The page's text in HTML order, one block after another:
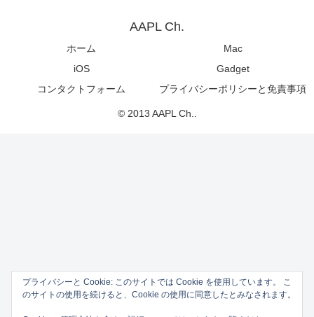
AAPL Ch.
ホーム
Mac
iOS
Gadget
コンタクトフォーム
プライバシーポリシーと免責事項
© 2013 AAPL Ch..
プライバシーと Cookie: このサイトでは Cookie を使用しています。 こ
のサイトの使用を続けると、Cookie の使用に同意したとみなされます。